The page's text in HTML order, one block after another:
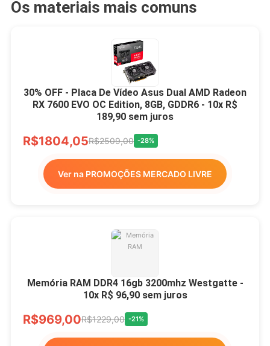
Os materiais mais comuns
30% OFF - Placa De Vídeo Asus Dual AMD Radeon
RX 7600 EVO OC Edition, 8GB, GDDR6 - 10x R$
189,90 sem juros
R$1804,05R$2509,00 -28%
Ver na PROMOÇÕES MERCADO LIVRE
Memória RAM DDR4 16gb 3200mhz Westgatte -
10x R$ 96,90 sem juros
R$969,00R$1229,00 -21%